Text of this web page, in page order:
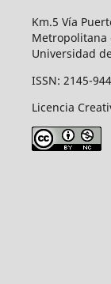
Km.5 Vía
Metropolitana
Universidad
ISSN: 2145-
Licencia